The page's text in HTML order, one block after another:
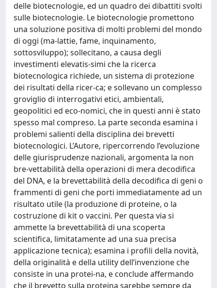
delle biotecnologie, ed un quadro dei dibattiti svolti
sulle biotecnologie. Le biotecnologie promettono
una soluzione positiva di molti problemi del mondo
di oggi (ma-lattie, fame, inquinamento,
sottosviluppo); sollecitano, a causa degli
investimenti elevatis-simi che la ricerca
biotecnologica richiede, un sistema di protezione
dei risultati della ricer-ca; e sollevano un complesso
groviglio di interrogativi etici, ambientali,
geopolitici ed eco-nomici, che in questi anni è stato
spesso mal compreso. La parte seconda esamina i
problemi salienti della disciplina dei brevetti
biotecnologici. L’Autore, ripercorrendo l’evoluzione
delle giurisprudenze nazionali, argomenta la non
bre-vettabilità della operazioni di mera decodifica
del DNA, e la brevettabilità della decodifica di geni o
frammenti di geni che porti immediatamente ad un
risultato utile (la produzione di proteine, o la
costruzione di kit o vaccini. Per questa via si
ammette la brevettabilità di una scoperta
scientifica, limitatamente ad una sua precisa
applicazione tecnica); esamina i profili della novità,
della originalità e della utility dell’invenzione che
consiste in una protei-na, e conclude affermando
che il brevetto sulla proteina sarebbe sempre da